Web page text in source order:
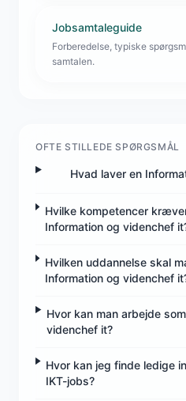
Jobsamtaleguide
Forberedelse, typiske
samtalen.
OFTE STILLEDE SPØRGSMÅL
Hvad laver en
Hvilke kompetencer
Information og videnchef
Hvilken uddannelse skal
Information og videnchef
Hvor kan man arbejde
videnchef it?
Hvor kan jeg finde ledige
IKT-jobs?